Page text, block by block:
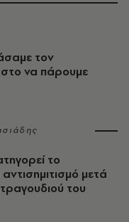
τον
να πάρουμε
το
μετά
του